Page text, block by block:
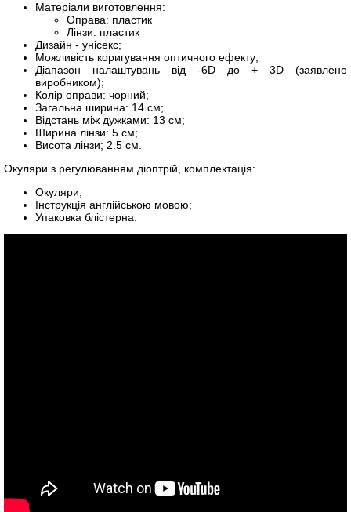
Матеріали виготовлення:
Оправа: пластик
Лінзи: пластик
Дизайн - унісекс;
Можливість коригування оптичного ефекту;
Діапазон налаштувань від -6D до + 3D (заявлено
виробником);
Колір оправи: чорний;
Загальна ширина: 14 см;
Відстань між дужками: 13 см;
Ширина лінзи: 5 см;
Висота лінзи; 2.5 см.
Окуляри з регулюванням діоптрій, комплектація:
Окуляри;
Інструкція англійською мовою;
Упаковка блістерна.